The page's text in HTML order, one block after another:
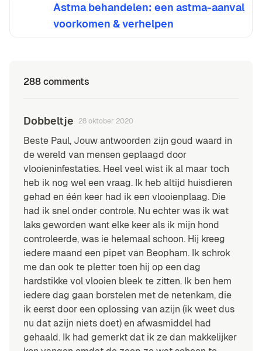
Astma behandelen: een astma-aanval
voorkomen & verhelpen
288 comments
Dobbeltje 28 oktober 2020
Beste Paul, Jouw antwoorden zijn goud waard in
de wereld van mensen geplaagd door
vlooieninfestaties. Heel veel wist ik al maar toch
heb ik nog wel een vraag. Ik heb altijd huisdieren
gehad en één keer had ik een vlooienplaag. Die
had ik snel onder controle. Nu echter was ik wat
laks geworden want elke keer als ik mijn hond
controleerde, was ie helemaal schoon. Hij kreeg
iedere maand een pipet van Beopham. Ik schrok
me dan ook te pletter toen hij op een dag
hardstikke vol vlooien bleek te zitten. Ik ben hem
iedere dag gaan borstelen met de netenkam, die
ik eerst door een oplossing van azijn (ik weet dus
nu dat azijn niets doet) en afwasmiddel had
gehaald. Ik had gemerkt dat ik ze dan makkelijker